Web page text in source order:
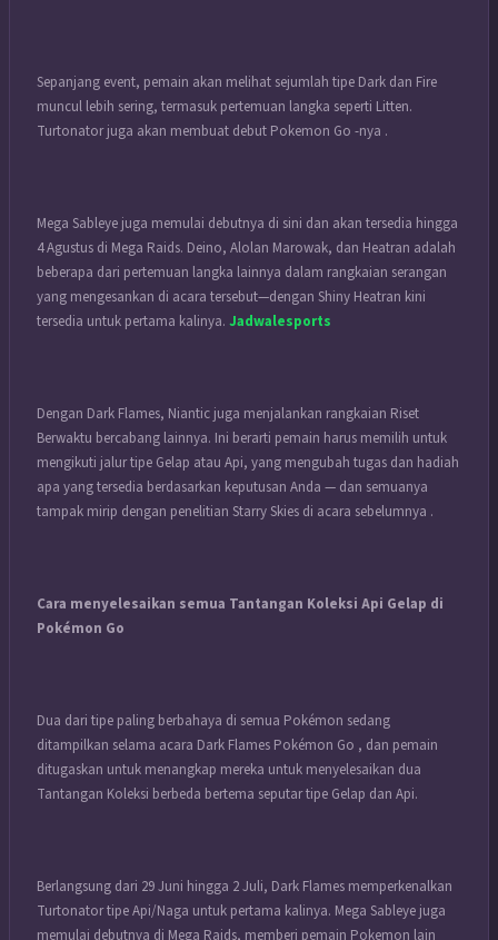
Sepanjang event, pemain akan melihat sejumlah tipe Dark dan Fire
muncul lebih sering, termasuk pertemuan langka seperti Litten.
Turtonator juga akan membuat debut Pokemon Go -nya .
Mega Sableye juga memulai debutnya di sini dan akan tersedia hingga
4 Agustus di Mega Raids. Deino, Alolan Marowak, dan Heatran adalah
beberapa dari pertemuan langka lainnya dalam rangkaian serangan
yang mengesankan di acara tersebut—dengan Shiny Heatran kini
tersedia untuk pertama kalinya. Jadwalesports
Dengan Dark Flames, Niantic juga menjalankan rangkaian Riset
Berwaktu bercabang lainnya. Ini berarti pemain harus memilih untuk
mengikuti jalur tipe Gelap atau Api, yang mengubah tugas dan hadiah
apa yang tersedia berdasarkan keputusan Anda — dan semuanya
tampak mirip dengan penelitian Starry Skies di acara sebelumnya .
Cara menyelesaikan semua Tantangan Koleksi Api Gelap di
Pokémon Go
Dua dari tipe paling berbahaya di semua Pokémon sedang
ditampilkan selama acara Dark Flames Pokémon Go , dan pemain
ditugaskan untuk menangkap mereka untuk menyelesaikan dua
Tantangan Koleksi berbeda bertema seputar tipe Gelap dan Api.
Berlangsung dari 29 Juni hingga 2 Juli, Dark Flames memperkenalkan
Turtonator tipe Api/Naga untuk pertama kalinya. Mega Sableye juga
memulai debutnya di Mega Raids, memberi pemain Pokemon lain